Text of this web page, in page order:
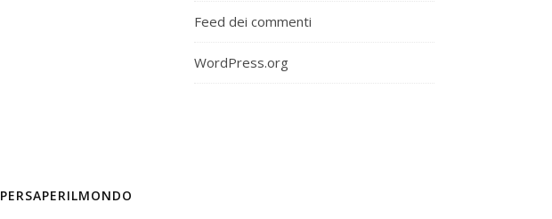
Feed dei commenti
WordPress.org
PERSAPERILMONDO